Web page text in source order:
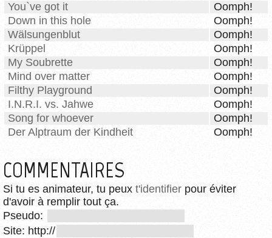
You`ve got it
Oomph!
Down in this hole
Oomph!
Wälsungenblut
Oomph!
Krüppel
Oomph!
My Soubrette
Oomph!
Mind over matter
Oomph!
Filthy Playground
Oomph!
I.N.R.I. vs. Jahwe
Oomph!
Song for whoever
Oomph!
Der Alptraum der Kindheit
Oomph!
COMMENTAIRES
Si tu es animateur, tu peux t'identifier pour éviter
d'avoir à remplir tout ça.
Pseudo:
Site: http://